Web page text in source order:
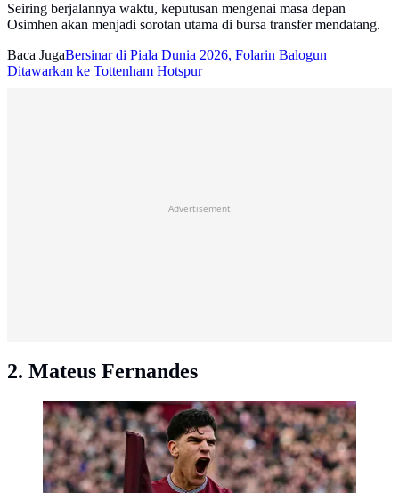
Seiring berjalannya waktu, keputusan mengenai masa depan
Osimhen akan menjadi sorotan utama di bursa transfer mendatang.
Baca JugaBersinar di Piala Dunia 2026, Folarin Balogun
Ditawarkan ke Tottenham Hotspur
Advertisement
2. Mateus Fernandes